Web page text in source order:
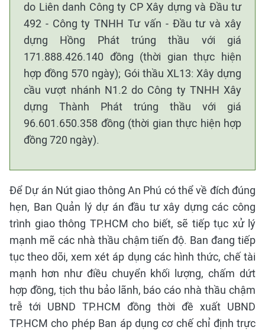
do Liên danh Công ty CP Xây dựng và Đầu tư
492 - Công ty TNHH Tư vấn - Đầu tư và xây
dựng Hồng Phát trúng thầu với giá
171.888.426.140 đồng (thời gian thực hiện
hợp đồng 570 ngày); Gói thầu XL13: Xây dựng
cầu vượt nhánh N1.2 do Công ty TNHH Xây
dựng Thành Phát trúng thầu với giá
96.601.650.358 đồng (thời gian thực hiện hợp
đồng 720 ngày).
Để Dự án Nút giao thông An Phú có thể về đích đúng
hẹn, Ban Quản lý dự án đầu tư xây dựng các công
trình giao thông TP.HCM cho biết, sẽ tiếp tục xử lý
mạnh mẽ các nhà thầu chậm tiến độ. Ban đang tiếp
tục theo dõi, xem xét áp dụng các hình thức, chế tài
mạnh hơn như điều chuyển khối lượng, chấm dứt
hợp đồng, tịch thu bảo lãnh, báo cáo nhà thầu chậm
trễ tới UBND TP.HCM đồng thời đề xuất UBND
TP.HCM cho phép Ban áp dụng cơ chế chỉ định trực